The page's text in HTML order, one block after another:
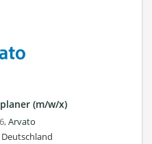
(m/w/x)
Arvato